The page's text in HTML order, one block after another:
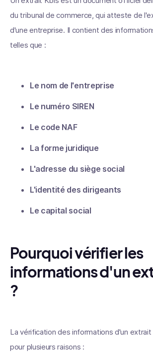
du tribunal de commerce, qui atteste de
d'une entreprise. Il contient des
telles que :
Le nom de l'entreprise
Le numéro SIREN
Le code NAF
La forme juridique
L'adresse du siège social
L'identité des dirigeants
Le capital social
Pourquoi vérifier les
informations d'un
?
La vérification des informations d'un
pour plusieurs raisons :